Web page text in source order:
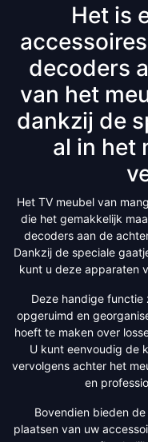
Het is
decoders
van het
dankzij de
al in het
Het TV meubel van
die het gemakkelijk
decoders aan de
Dankzij de speciale
kunt u deze apparaten
Deze handige
opgeruimd en
hoeft te maken over
U kunt eenvoudig de
vervolgens achter het
en
Bovendien bieden
plaatsen van uw